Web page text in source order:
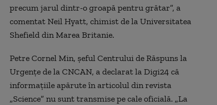
precum jarul dintr-o groapă pentru grătar”, a
comentat Neil Hyatt, chimist de la Universitatea
Shefield din Marea Britanie.
Petre Cornel Min, șeful Centrului de Răspuns la
Urgențe de la CNCAN, a declarat la Digi24 că
informațiile apărute în articolul din revista
„Science” nu sunt transmise pe cale oficială. „La